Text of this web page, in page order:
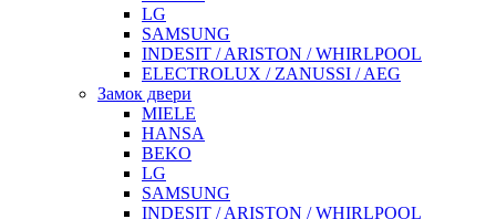
LG
SAMSUNG
INDESIT / ARISTON / WHIRLPOOL
ELECTROLUX / ZANUSSI / AEG
Замок двери
MIELE
HANSA
BEKO
LG
SAMSUNG
INDESIT / ARISTON / WHIRLPOOL